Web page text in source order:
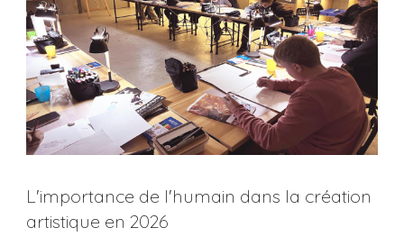
L'importance de l'humain dans la création
artistique en 2026